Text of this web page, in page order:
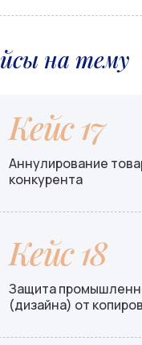
на тему
Кейс 17
Аннулирование
конкурента
Кейс 18
Защита
(дизайна) от